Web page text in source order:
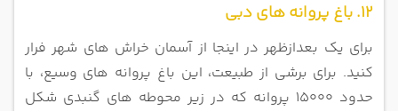
12. باغ پروانه های دبی
برای یک بعدازظهر در اینجا از آسمان خراش های شهر فرار
کنید. برای برشی از طبیعت، این باغ پروانه های وسیع، با
حدود 15000 پروانه که در زیر محوطه های گنبدی شکل